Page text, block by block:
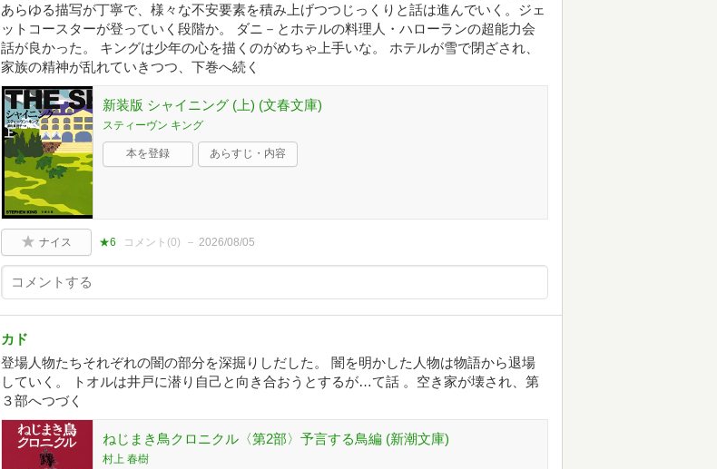
あらゆる描写が丁寧で、様々な不安要素を積み上げつつじっくりと話は進んでいく。ジェ
ットコースターが登っていく段階か。 ダニ－とホテルの料理人・ハローランの超能力会
話が良かった。 キングは少年の心を描くのがめちゃ上手いな。 ホテルが雪で閉ざされ、
家族の精神が乱れていきつつ、下巻へ続く
新装版 シャイニング (上) (文春文庫)
スティーヴン キング
本を登録 あらすじ・内容
ナイス ★6 コメント(0) 2026/08/05
カド
登場人物たちそれぞれの闇の部分を深掘りしだした。 闇を明かした人物は物語から退場
していく。 トオルは井戸に潜り自己と向き合おうとするが…て話 。空き家が壊され、第
３部へつづく
ねじまき鳥クロニクル〈第2部〉予言する鳥編 (新潮文庫)
村上 春樹